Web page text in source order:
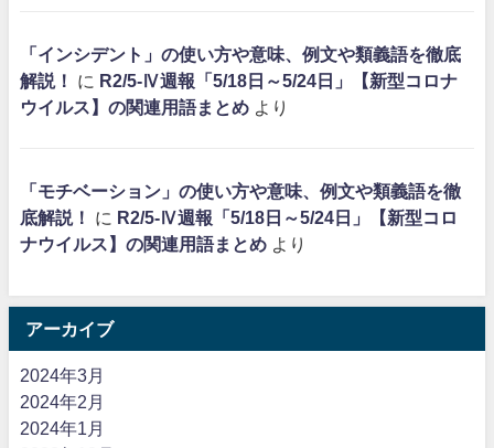
「インシデント」の使い方や意味、例文や類義語を徹底
解説！
に R2/5-Ⅳ週報「5/18日～5/24日」【新型コロナ
ウイルス】の関連用語まとめ より
「モチベーション」の使い方や意味、例文や類義語を徹
底解説！
に R2/5-Ⅳ週報「5/18日～5/24日」【新型コロ
ナウイルス】の関連用語まとめ より
アーカイブ
2024年3月
2024年2月
2024年1月